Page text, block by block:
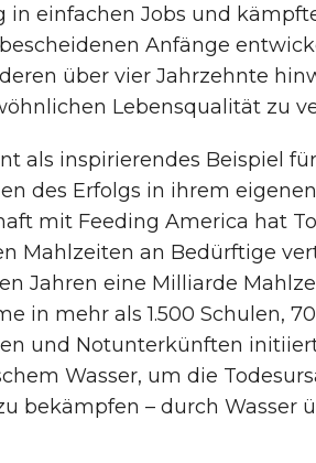
in einfachen Jobs und
Anfänge
über vier Jahrzehnte
Lebensqualität zu
als inspirierendes Beispiel
des Erfolgs in ihrem
mit Feeding America hat
Mahlzeiten an Bedürftige
Jahren eine Milliarde
in mehr als 1.500 Schulen,
und Notunterkünften
Wasser, um die
bekämpfen – durch Wasser